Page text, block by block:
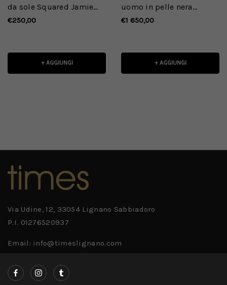
da sole Squared Jamie
con montatura Havana
€250,00
+ AGGIUNGI
uomo in pelle nera
dall'effetto lucido
€1 650,00
+ AGGIUNGI
Via Udine, 12, 33054 Lignano Sabbiadoro
P.I. 01276520937
Email: info@timeslignano.com